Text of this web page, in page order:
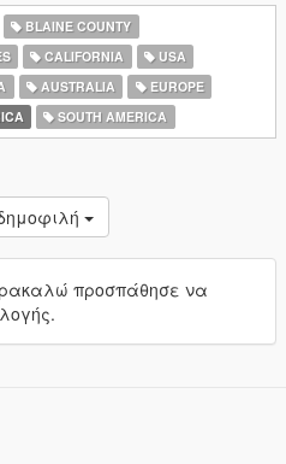
BLAINE COUNTY
CALIFORNIA
USA
AUSTRALIA
EUROPE
SOUTH AMERICA
προσπάθησε να